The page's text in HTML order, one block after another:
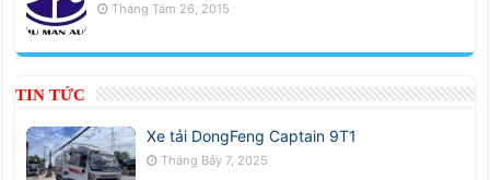
Tháng Tám 26, 2015
TIN TỨC
Xe tải DongFeng Captain 9T1
Tháng Bảy 7, 2025